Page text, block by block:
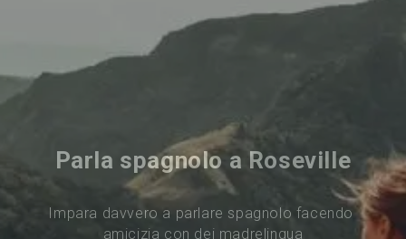
Parla spagnolo a Roseville
Impara davvero a parlare spagnolo facendo
amicizia con dei madrelingua